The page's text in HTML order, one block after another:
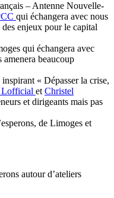
– Antenne Nouvelle-
qui échangera avec nous
enjeux pour le capital
qui échangera avec
amenera beaucoup
« Dépasser la crise,
et Christel
et dirigeants mais pas
de Limoges et
autour d’ateliers